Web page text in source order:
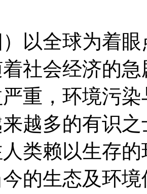
全球为着眼
会经济的急
重，环境污
越多的有识
类赖以生存
的生态及环